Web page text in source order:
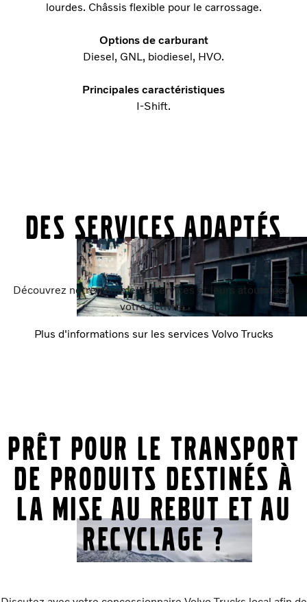
lourdes. Châssis flexible pour le carrossage.
Options de carburant
Diesel, GNL, biodiesel, HVO.
Principales caractéristiques
I-Shift.
Des services adaptés
Découvrez notre gamme de services et leurs atouts pour
votre activité.
Plus d'informations sur les services Volvo Trucks
Prêt pour le transport
de produits destinés à
la mise au rebut et au
recyclage ?